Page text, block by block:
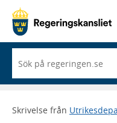
du
börjar
skriva
framträder
Skrivelse från